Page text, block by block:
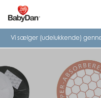
Vi sælger (udelukkende)